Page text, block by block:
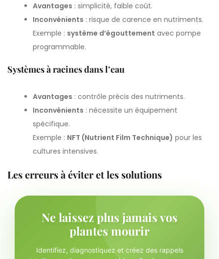
Avantages : simplicité, faible coût.
Inconvénients : risque de carence en nutriments.
Exemple : système d’égouttement avec pompe
programmable.
Systèmes à racines dans l’eau
Avantages : contrôle précis des nutriments.
Inconvénients : nécessite un équipement
spécifique.
Exemple : NFT (Nutrient Film Technique) pour les
cultures intensives.
Les erreurs à éviter et les solutions
Ne laissez plus jamais vos
plantes mourir
Identifiez, diagnostiquez et créez des rappels